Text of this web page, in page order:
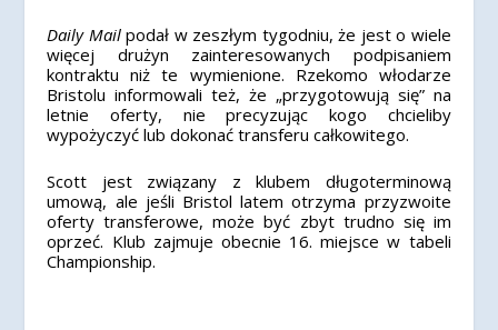
Daily Mailpodał w zeszłym tygodniu, że jest o wiele
więcej drużyn zainteresowanych podpisaniem
kontraktu niż te wymienione. Rzekomo włodarze
Bristolu informowali też, że „przygotowują się” na
letnie oferty, nie precyzując kogo chcieliby
wypożyczyć lub dokonać transferu całkowitego.
Scott jest związany z klubem długoterminową
umową, ale jeśli Bristol latem otrzyma przyzwoite
oferty transferowe, może być zbyt trudno się im
oprzeć. Klub zajmuje obecnie 16. miejsce w tabeli
Championship.